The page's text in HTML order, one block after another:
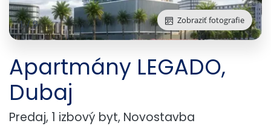
Zobraziť fotografie
1/9
Apartmány LEGADO,
Dubaj
Predaj, 1 izbový byt, Novostavba